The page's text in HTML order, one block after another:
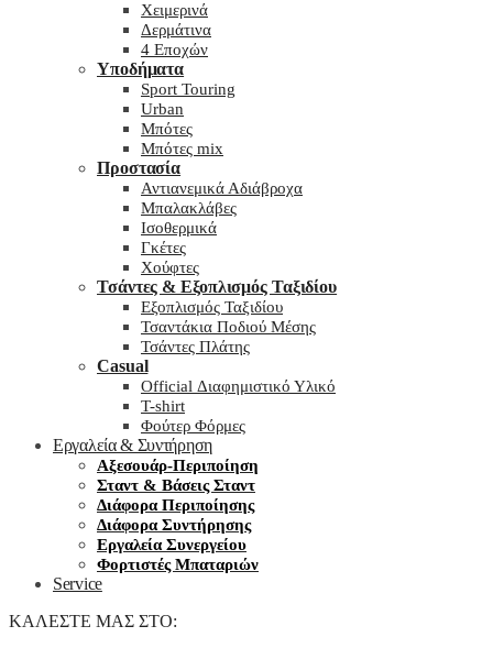
Χειμερινά
Δερμάτινα
4 Εποχών
Υποδήματα
Sport Touring
Urban
Μπότες
Μπότες mix
Προστασία
Αντιανεμικά Αδιάβροχα
Μπαλακλάβες
Ισοθερμικά
Γκέτες
Χούφτες
Τσάντες & Εξοπλισμός Ταξιδίου
Εξοπλισμός Ταξιδίου
Τσαντάκια Ποδιού Μέσης
Τσάντες Πλάτης
Casual
Official Διαφημιστικό Υλικό
T-shirt
Φούτερ Φόρμες
Εργαλεία & Συντήρηση
Αξεσουάρ-Περιποίηση
Σταντ & Βάσεις Σταντ
Διάφορα Περιποίησης
Διάφορα Συντήρησης
Εργαλεία Συνεργείου
Φορτιστές Μπαταριών
Service
ΚΑΛΕΣΤΕ ΜΑΣ ΣΤΟ: